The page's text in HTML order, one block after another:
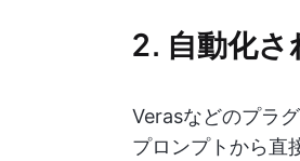
2. 自動化
Verasなどのプラ
プロンプトから直